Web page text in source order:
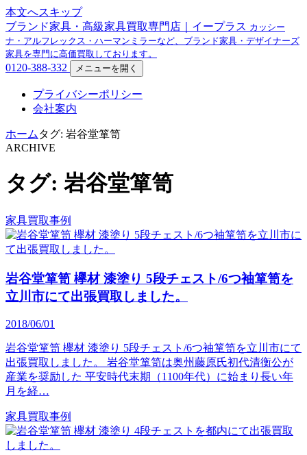
本文へスキップ
ブランド家具・高級家具買取専門店｜イープラス カッシー
ナ・アルフレックス・ハーマンミラーなど、ブランド家具・デザイナーズ
家具を専門に高価買取しております。
0120-388-332 メニューを開く
プライバシーポリシー
会社案内
ホーム タグ: 岩谷堂箪笥
ARCHIVE
タグ: 岩谷堂箪笥
家具買取事例
岩谷堂箪笥 欅材 漆塗り 5段チェスト/6つ袖箪笥を
立川市にて出張買取しました。
2018/06/01
岩谷堂箪笥 欅材 漆塗り 5段チェスト/6つ袖箪笥を立川市にて
出張買取しました。 岩谷堂箪笥は奥州藤原氏初代清衡公が
産業を奨励した 平安時代末期（1100年代）に始まり長い年
月を経…
家具買取事例